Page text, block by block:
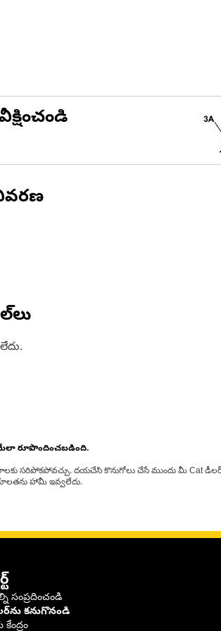
రూపొందించబడింది.
దయచేసి కొనుగోలు చేసే ముందు మీ Cat
హామీ ఇవ్వలేదు.
సంప్రదించండి
కనుగొనండి